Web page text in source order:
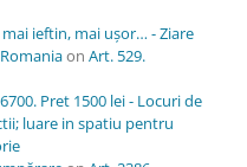
ieftin, mai ușor… - Ziare
on Art. 529.
Pret 1500 lei - Locuri de
luare in spatiu pentru